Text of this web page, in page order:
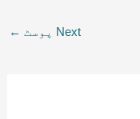
Next پوسٹ ←